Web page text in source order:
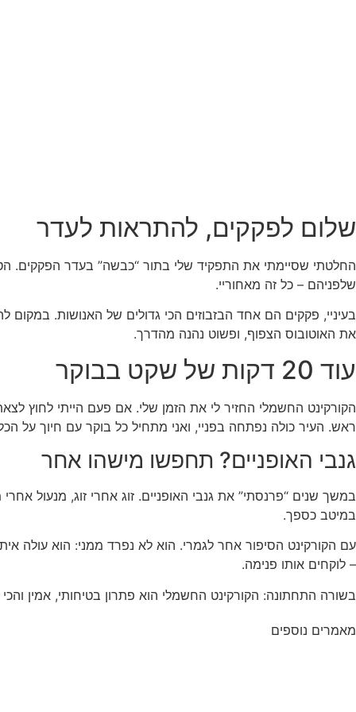
שלום לפקקים, להתראות לעדר
החלטתי שסיימתי את התפקיד שלי בתור “כבשה” בעדר הפקקים.
שלפניהם – כל זה מאחוריי.
בעיניי, פקקים הם אחד הבזבוזים הכי גדולים של האנושות. במקום
את האוטובוס הצפוף, ופשוט נהנה מהדרך.
עוד 20 דקות של שקט בבוקר
הקורקינט החשמלי החזיר לי את הזמן שלי. אם פעם הייתי לחוץ
ראש. העיר כולה נפתחה בפניי, ואני מתחיל כל בוקר עם חיוך על
גנבי האופניים? תחפשו מישהו אחר
במשך שנים “פרנסתי” את גנבי האופניים. זוג אחרי זוג, מנעול
במיטב כספך.
עם הקורקינט הסיפור אחר לגמרי. הוא לא נפרד ממני: הוא עולה
– לוקחים אותו פנימה.
בשורה התחתונה: הקורקינט החשמלי הוא פתרון בטיחותי, אמין
מאמרים נוספים